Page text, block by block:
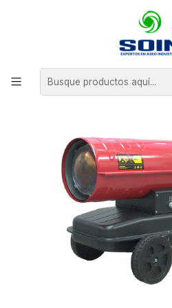
CLIMATIZACION
TURBOCALEFACTOR